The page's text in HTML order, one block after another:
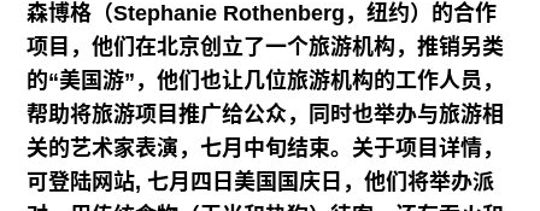
森博格（Stephanie Rothenberg，纽约）的合作
项目，他们在北京创立了一个旅游机构，推销另类
的“美国游”，他们也让几位旅游机构的工作人员，
帮助将旅游项目推广给公众，同时也举办与旅游相
关的艺术家表演，七月中旬结束。关于项目详情，
可登陆网站, 七月四日美国国庆日，他们将举办派